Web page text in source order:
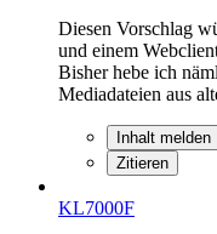
Diesen Vorschlag
und einem
Bisher hebe ich
Mediadateien aus
Inhalt melden
Zitieren
KL7000F